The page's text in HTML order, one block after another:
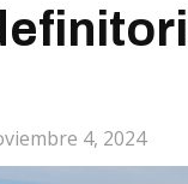
4, 2024